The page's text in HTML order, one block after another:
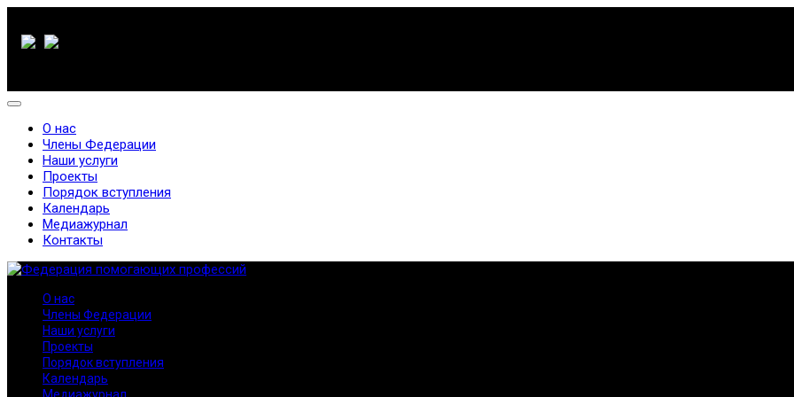
О нас
Члены Федерации
Наши услуги
Проекты
Порядок вступления
Календарь
Медиажурнал
Контакты
О нас
Члены Федерации
Наши услуги
Проекты
Порядок вступления
Календарь